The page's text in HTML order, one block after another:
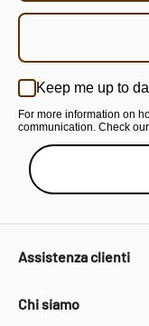
Keep me up to
For more information on
communication. Check
Assistenza clienti
Chi siamo